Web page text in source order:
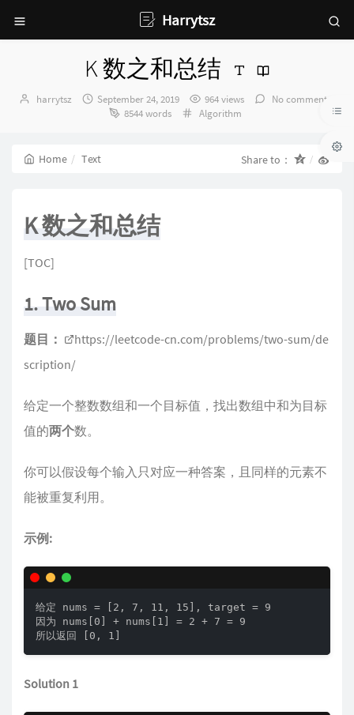
Harrytsz
K 数之和总结
Author：
harrytsz
发
September 24, 2019 964 views
No comments
8544 words
Categories：
Algorithm
Home Text Share to：
K 数之和总结
[TOC]
1. Two Sum
题目：
https://leetcode-cn.com/problems/two-sum/de
scription/
给定一个整数数组和一个目标值，找出数组中和为目标
值的两个数。
你可以假设每个输入只对应一种答案，且同样的元素不
能被重复利用。
示例:
给定 nums = [2, 7, 11, 15], target = 9
因为 nums[0] + nums[1] = 2 + 7 = 9
所以返回 [0, 1]
Solution 1